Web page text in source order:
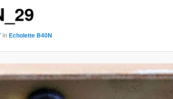
in Echolette B40N